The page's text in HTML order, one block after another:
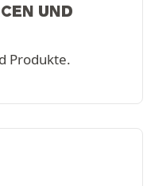
UND
Produkte.